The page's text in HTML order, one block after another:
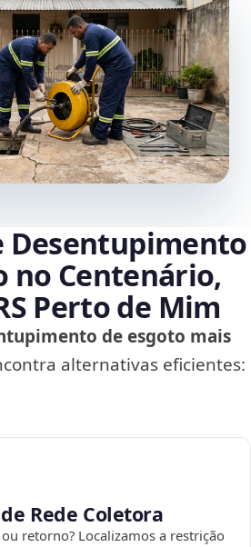
Desentupimento
no Centenário,
Perto de Mim
de esgoto mais
alternativas eficientes:
Rede Coletora
retorno? Localizamos a restrição